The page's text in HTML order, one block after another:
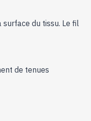
surface du tissu. Le fil
de tenues